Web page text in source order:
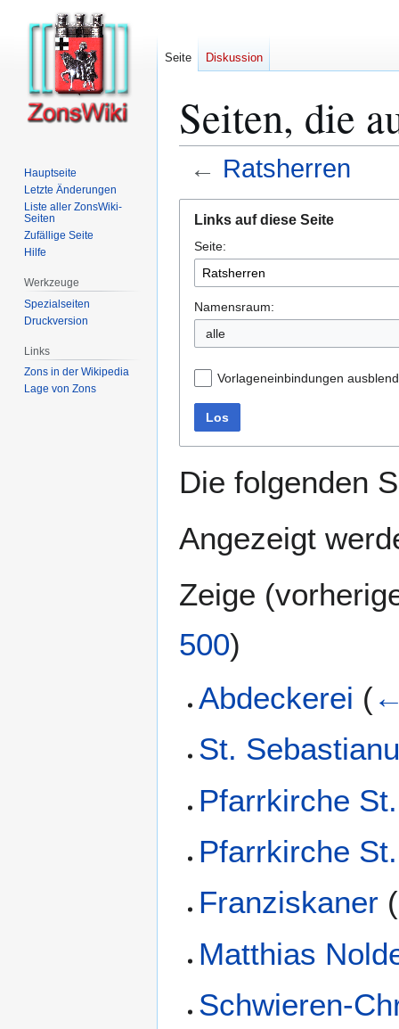
Seiten, die
← Ratsherren
Navigation
springen
Suche
springen
Links auf diese Seite
Seite:
Namensraum:
alle
Vorlageneinbindungen
Los
Die folgenden
Angezeigt
Zeige (
500)
Abdeckerei (
St.
Pfarrkirche
Pfarrkirche
Franziskaner (
Matthias
Schwieren-
Seite Diskussion
Hauptseite
Letzte Änderungen
Liste aller ZonsWiki-
Seiten
Zufällige Seite
Hilfe
Werkzeuge
Spezialseiten
Druckversion
Links
Zons in der Wikipedia
Lage von Zons